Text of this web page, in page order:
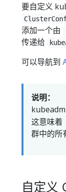
要自定义
添加一个由
传递给
可以导航到
说明：
这意味着
群中的所
自定义